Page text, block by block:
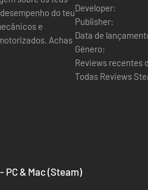
do teuDeveloper:
Publisher:
Data de
Género:
Reviews recentes
Todas Reviews
PC & Mac (Steam)